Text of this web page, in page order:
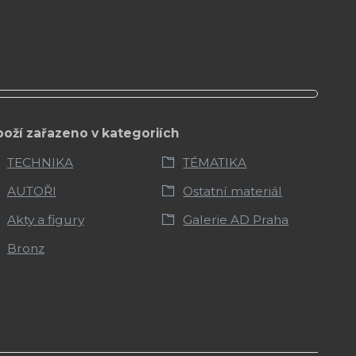
zařazeno v kategoriích
TECHNIKA
TÉMATIKA
AUTOŘI
Ostatní materiál
Akty a figury
Galerie AD Praha
Bronz